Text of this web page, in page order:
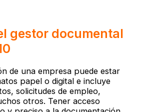
gestor documental
de una empresa puede estar
papel o digital e incluye
solicitudes de empleo,
otros. Tener acceso